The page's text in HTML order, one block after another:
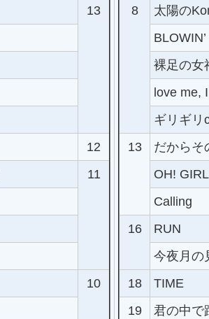
13
12
11
10
8
太陽の
BLOWIN’
裸足の女
love me,
ギリギリ
13
だからそ
OH! GIRL
Calling
16
RUN
今夜月の
18
TIME
19
君の中で